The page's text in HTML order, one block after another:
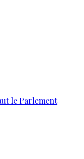
le Parlement